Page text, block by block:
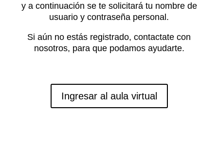
y a continuación se te solicitará tu nombre de
usuario y contraseña personal.
Si aún no estás registrado, contactate con
nosotros, para que podamos ayudarte.
Ingresar al aula virtual